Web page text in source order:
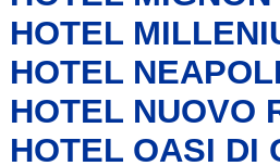
HOTEL
HOTEL
HOTEL NUOVO
HOTEL OASI DI